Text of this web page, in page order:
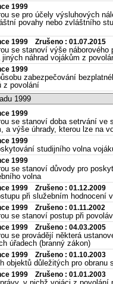
1999
se pro účely výsluhových
povahy nebo zvláštního
1999 Zrušeno : 01.07.2015
se stanoví výše
náhrad vojákům z
1999
zabezpečování
z povolání
1999
1999
se stanoví doba setrvání
a výše úhrady, kterou lze na
1999
studijního volna
1999
se stanoví důvody pro
volna
1999 Zrušeno : 01.12.2009
při služebním hodnocení
1999 Zrušeno : 01.11.2002
se stanoví postup při
1999 Zrušeno : 04.03.2005
se provádějí některá
úřadech (branný zákon)
1999 Zrušeno : 01.10.2003
objektů důležitých pro obranu
1999 Zrušeno : 01.01.2003